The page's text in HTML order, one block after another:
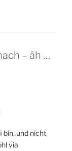
– äh …
bin, und nicht
via